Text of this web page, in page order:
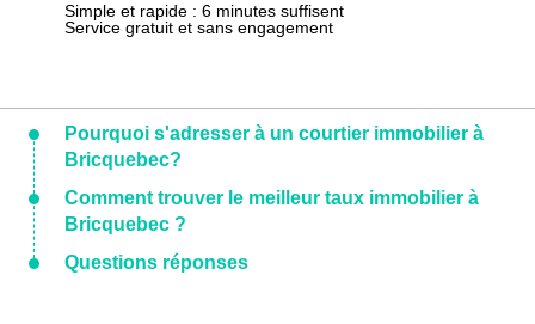
Simple et rapide : 6 minutes suffisent
Service gratuit et sans engagement
Pourquoi s'adresser à un courtier immobilier à
Bricquebec?
Comment trouver le meilleur taux immobilier à
Bricquebec ?
Questions réponses